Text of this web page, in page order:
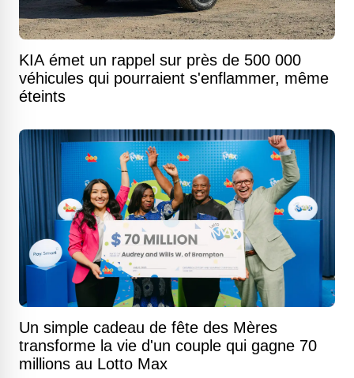
KIA émet un rappel sur près de 500 000
véhicules qui pourraient s'enflammer, même
éteints
Un simple cadeau de fête des Mères
transforme la vie d'un couple qui gagne 70
millions au Lotto Max